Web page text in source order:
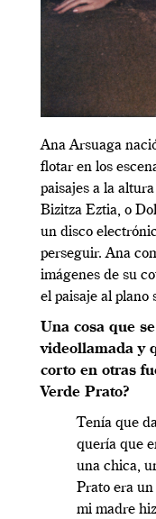
Ana Arsuaga
flotar en los
paisajes a la
Bizitza Eztia, o
un disco
perseguir. Ana
imágenes de su
el paisaje al plano
Una cosa que
videollamada y
corto en otras
Verde Prato?
Tenía que
quería que
una chica,
Prato era
mi madre